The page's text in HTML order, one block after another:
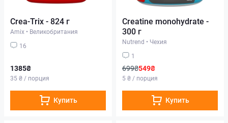
Crea-Trix - 824 г
Amix • Великобритания
16
1385₴
35 ₴ / порция
Купить
Creatine monohydrate -
300 г
Nutrend • Чехия
1
699₴549₴
5 ₴ / порция
Купить